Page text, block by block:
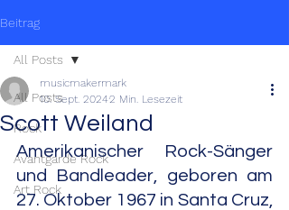
Beitrag
All Posts
Rock
Avantgarde Rock
Art Rock
All Posts
Scott Weiland
musicmakermark
10. Sept. 20242 Min. Lesezeit
Amerikanischer Rock-Sänger
und Bandleader, geboren am
27. Oktober 1967 in Santa Cruz,